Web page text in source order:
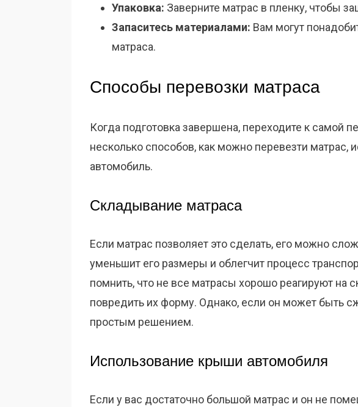
Упаковка: Заверните матрас в пленку, чтобы
Запаситесь материалами: Вам могут
матраса.
Способы перевозки матраса
Когда подготовка завершена, переходите к самой
несколько способов, как можно перевезти матрас,
автомобиль.
Складывание матраса
Если матрас позволяет это сделать, его можно
уменьшит его размеры и облегчит процесс
помнить, что не все матрасы хорошо реагируют на
повредить их форму. Однако, если он может быть
простым решением.
Использование крыши автомобиля
Если у вас достаточно большой матрас и он не